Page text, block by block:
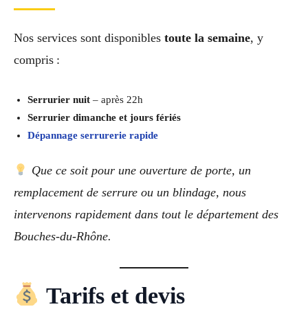
Nos services sont disponibles toute la semaine, y
compris :
Serrurier nuit – après 22h
Serrurier dimanche et jours fériés
Dépannage serrurerie rapide
Que ce soit pour une ouverture de porte, un
remplacement de serrure ou un blindage, nous
intervenons rapidement dans tout le département des
Bouches-du-Rhône.
Tarifs et devis